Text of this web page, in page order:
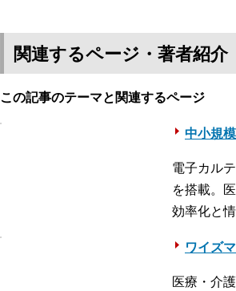
関連するページ・著者紹介
この記事のテーマと関連するページ
中小規
電子カル
を搭載。
効率化と
ワイズ
医療・介